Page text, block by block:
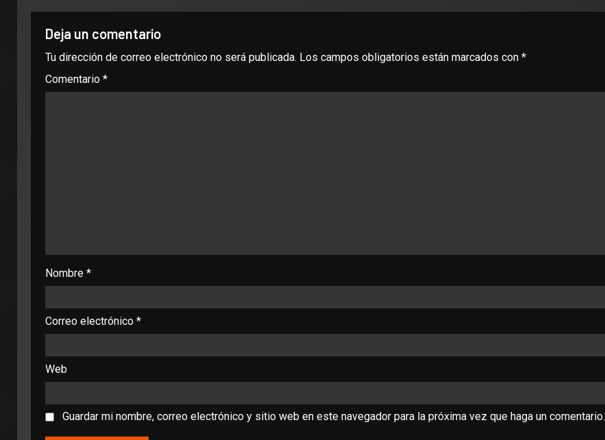
Deja un comentario
Tu dirección de correo electrónico no será publicada. Los campos obligatorios están marcados con *
Comentario *
Nombre *
Correo electrónico *
Web
Guardar mi nombre, correo electrónico y sitio web en este navegador para la próxima vez que haga un comentario.